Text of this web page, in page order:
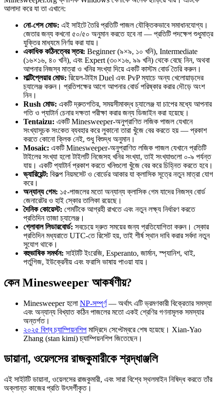
আলাদা করে যা তা এখানে:
নো-গেস মোড: এই সাইটে তৈরি প্রতিটি পাজল যৌক্তিকভাবে সমাধানযোগ্য।
জেতার জন্য কখনো ৫০/৫০ অনুমান করতে হবে না — প্রতিটি পদক্ষেপ শুধুমাত্র
যুক্তির মাধ্যমে নির্ণয় করা যায়।
একাধিক কঠিনত্বের স্তর: Beginner (৯×৯, ১০ খনি), Intermediate
(১৬×১৬, ৪০ খনি), এবং Expert (৩০×১৬, ৯৯ খনি) থেকে বেছে নিন, অথবা
আপনার নিজস্ব মাত্রা ও খনির সংখ্যা দিয়ে একটি কাস্টম বোর্ড তৈরি করুন।
মাল্টিপ্লেয়ার মোড: রিয়েল-টাইম Duel এবং PvP ম্যাচে অন্য খেলোয়াড়দের
চ্যালেঞ্জ করুন। প্রতিপক্ষের আগে আপনার বোর্ড পরিষ্কার করার দৌড়ে অংশ
নিন।
Rush মোড: একটি দ্রুতগতির, সময়সীমাবদ্ধ চ্যালেঞ্জ যা চাপের মধ্যে আপনার
গতি ও প্যাটার্ন চেনার দক্ষতা পরীক্ষা করার জন্য ডিজাইন করা হয়েছে।
Tentaizu: একটি Minesweeper-অনুপ্রাণিত লজিক পাজল যেখানে
সংখ্যাসূচক সংকেত ব্যবহার করে লুকানো তারা খুঁজে বের করতে হয় — প্রকাশ
করতে কোনো ক্লিক নেই, শুধু বিশুদ্ধ অনুমান।
Mosaic: একটি Minesweeper-অনুপ্রাণিত লজিক পাজল যেখানে প্রতিটি
টাইলের সংখ্যা হলো টাইলটি নিজেসহ খনির সংখ্যা, তাই সংখ্যাগুলো ০-৯ পর্যন্ত
যায়। একটি প্যাটার্ন প্রকাশ করতে খনিগুলো খুঁজে বের করে চিহ্নিত করতে হবে।
ভ্যারিয়েন্ট: বিকল্প নিয়মসেট ও বোর্ডের আকার যা ক্লাসিক সূত্রে নতুন মাত্রা যোগ
করে।
অন্যান্য গেম: ১৫-পাজলের মতো অন্যান্য ক্লাসিক গেম যাদের নিজস্ব বোর্ড
জেনারেটর ও হাই স্কোর তালিকা রয়েছে।
দৈনিক কোয়েস্ট: গেমটিকে আগ্রহী রাখতে এবং নতুন লক্ষ্য নির্ধারণ করতে
প্রতিদিন তাজা চ্যালেঞ্জ।
গ্লোবাল লিডারবোর্ড: সবচেয়ে দ্রুত সময়ের জন্য প্রতিযোগিতা করুন। স্কোর
প্রতিদিন মধ্যরাতে UTC-তে রিসেট হয়, তাই শীর্ষ স্থান দাবি করার সর্বদা নতুন
সুযোগ থাকে।
বহুভাষিক সমর্থন: সাইটটি ইংরেজি, Esperanto, জার্মান, স্প্যানিশ, থাই,
পর্তুগিজ, ইউক্রেনীয় এবং ফরাসি ভাষায় পাওয়া যায়।
কেন Minesweeper আকর্ষণীয়?
Minesweeper হলো NP-সম্পূর্ণ— অর্থাৎ এটি ভ্রমণকারী বিক্রেতার সমস্যা
এবং অন্যান্য বিখ্যাত কঠিন পাজলের মতো একই শ্রেণির গণনামূলক সমস্যার
অন্তর্গত।
২০২৫ বিশ্ব চ্যাম্পিয়নশিপ মাদ্রিদে সেপ্টেম্বরে শেষ হয়েছে। Xian-Yao
Zhang (stan kimi) চ্যাম্পিয়নশিপ জিতেছেন।
ডায়ানা, ওয়েলসের রাজকুমারীকে শ্রদ্ধাঞ্জলি
এই সাইটটি ডায়ানা, ওয়েলসের রাজকুমারী, এবং সারা বিশ্বে স্থলমাইন নিষিদ্ধ করতে তাঁর
অক্লান্ত কাজের প্রতি উৎসর্গীকৃত।